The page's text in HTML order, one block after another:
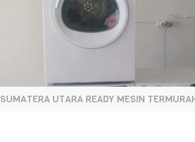
SUMATERA UTARA READY MESIN